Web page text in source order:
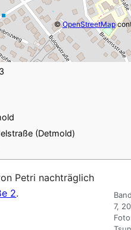
©OpenStreetMap
(Detmold)
7,
Petri nachträglich
2.